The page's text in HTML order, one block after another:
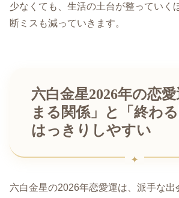
少なくても、生活の土台が整っていく
断ミスも減っていきます。
六白金星2026年の恋
まる関係」と「終わ
はっきりしやすい
六白金星の2026年恋愛運は、派手な出